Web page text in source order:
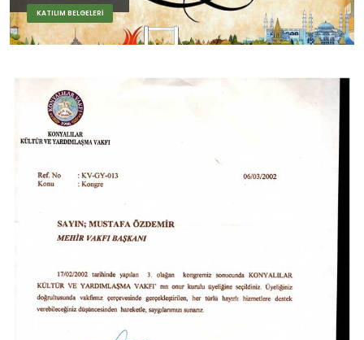
KATILIM BELGELERİ